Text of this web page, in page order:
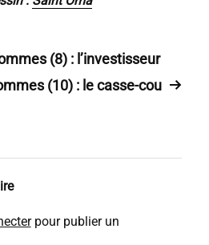
(8) : l’investisseur
(10) : le casse-cou
pour publier un